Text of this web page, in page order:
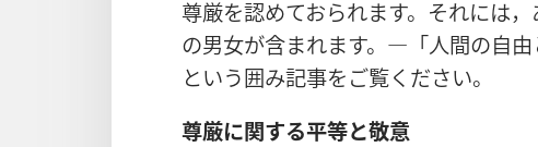
尊厳を認めておられます。それには
の男女が含まれます。―「人間の自
という囲み記事をご覧ください。
尊厳に関する平等と敬意